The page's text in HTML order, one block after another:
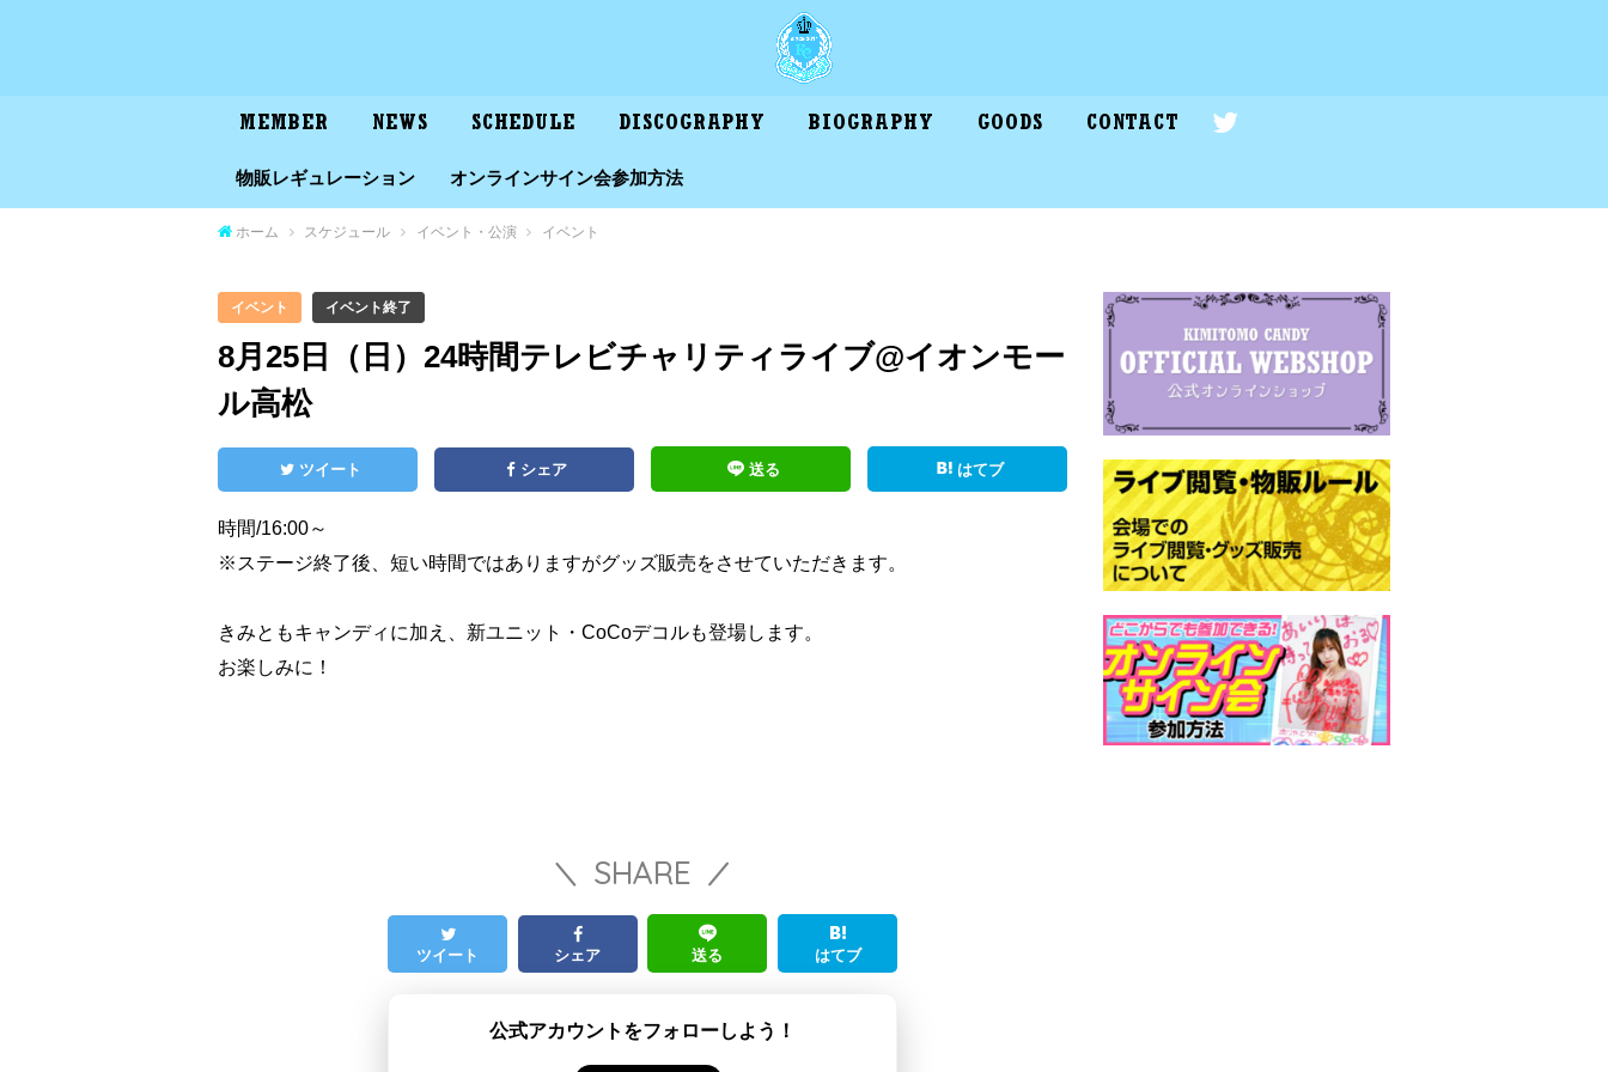
MEMBER NEWS SCHEDULE DISCOGRAPHY BIOGRAPHY GOODS CONTACT
物販レギュレーション オンラインサイン会参加方法
ホーム スケジュール イベント・公演 イベント
イベント イベント終了
8月25日（日）24時間テレビチャリティライブ@イオンモー
ル高松
ツイート シェア 送る はてブ
時間/16:00～
※ステージ終了後、短い時間ではありますがグッズ販売をさせていただきます。
きみともキャンディに加え、新ユニット・CoCoデコルも登場します。
お楽しみに！
SHARE
ツイート シェア 送る はてブ
公式アカウントをフォローしよう！